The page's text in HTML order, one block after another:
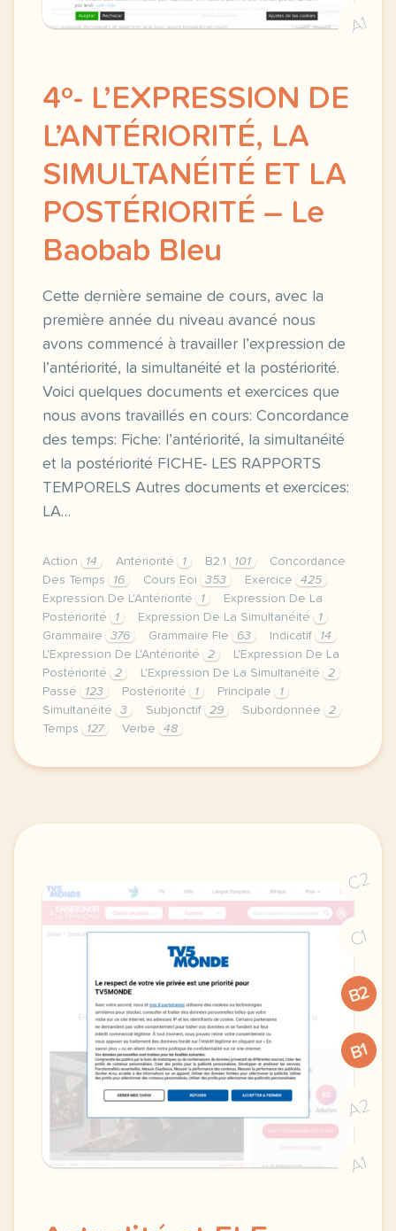
A1
4º- L’EXPRESSION DE
L’ANTÉRIORITÉ, LA
SIMULTANÉITÉ ET LA
POSTÉRIORITÉ – Le
Baobab Bleu
Cette dernière semaine de cours, avec la
première année du niveau avancé nous
avons commencé à travailler l’expression de
l’antériorité, la simultanéité et la postériorité.
Voici quelques documents et exercices que
nous avons travaillés en cours: Concordance
des temps: Fiche: l’antériorité, la simultanéité
et la postériorité FICHE- LES RAPPORTS
TEMPORELS Autres documents et exercices:
LA…
Action 14 Antériorité 1 B2.1 101
Concordance
Des Temps
16 Cours Eoi 353 Exercice
425
Expression De L'Antériorité
1
Expression De La
Postériorité
1 Expression De La Simultanéité
1
Grammaire
376 Grammaire Fle 63 Indicatif
14
L'Expression De L'Antériorité
2
L'Expression De La
Postériorité
2 L'Expression De La Simultanéité
2
Passé
123 Postériorité 1 Principale
1
Simultanéité
3 Subjonctif 29 Subordonnée
2
Temps
127 Verbe 48
image pixabay comcette derniere semaine de
C2
C1
B2
B1
A2
A1